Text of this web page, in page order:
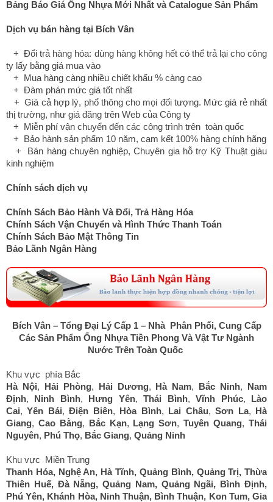
Bảng Báo Giá Ống Nhựa Mới Nhất và Catalogue Sản Phẩm
Dịch vụ bán hàng tại Bích Vân
+ Đổi trả hàng hóa: dùng hàng không hết có thể trả lại cho công
ty lấy bằng giá mua vào
+ Mua hàng càng nhiều chiết khấu % càng cao
+ Đàm phán mức giá tốt nhất
+ Giá cả hợp lý, phổ thông cho mọi đối tượng. Mức giá rẻ nhất
thị trường, như giá đăng trên Web của Công ty
+ Miễn phí vận chuyển đến các công trình trên toàn quốc
+ Bảo hành sản phẩm 10 năm, cam kết 100% hàng chính hãng
+ Bán hàng chuyên nghiệp, Chuyên gia hỗ trợ Kỹ Thuật giàu
kinh nghiệm
Chính sách dịch vụ
Chính Sách Bảo Hành Và Đổi, Trả Hàng Hóa
Chính Sách Vận Chuyển và Hình Thức Thanh Toán
Chính Sách Bảo Mật Thông Tin
Bảo Lãnh Ngân Hàng
Bích Vân – Tổng Đại Lý Cấp 1 – Nhà Phân Phối, Cung Cấp
Các Sản Phẩm Ống Nhựa Tiền Phong Và Vật Tư Ngành
Nước Trên Toàn Quốc
Khu vực phía Bắc
Hà Nội, Hải Phòng, Hải Dương, Hà Nam, Bắc Ninh, Nam
Định, Ninh Bình, Hưng Yên,Thái Bình,Vĩnh Phúc, Lào
Cai,Yên Bái,Điện Biên, Hòa Bình, Lai Châu,Sơn La, Hà
Giang, Cao Bằng, Bắc Kạn, Lạng Sơn,Tuyên Quang,Thái
Nguyên, Phú Thọ, Bắc Giang, Quảng Ninh
Khu vực Miền Trung
Thanh Hóa, Nghệ An, Hà Tĩnh, Quảng Bình, Quảng Trị,Thừa
Thiên Huế, Đà Nẵng,Quảng Nam, Quảng Ngãi, Bình Định,
Phú Yên, Khánh Hòa, Ninh Thuận, Bình Thuận, Kon Tum,Gia